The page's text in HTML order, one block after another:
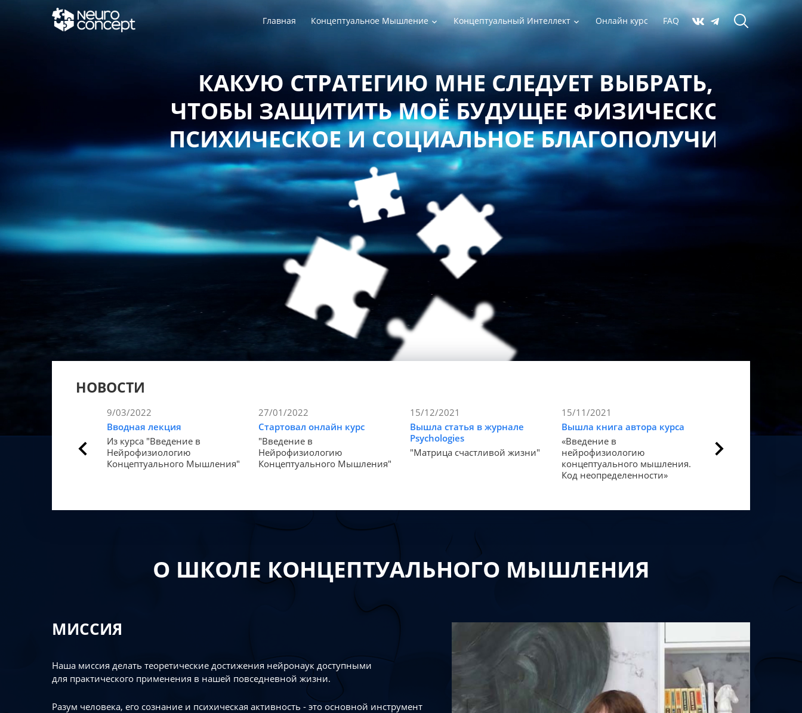
Главная Концептуальное Мышление Концептуальный Интеллект Онлайн курс FAQ
КАКУЮ СТРАТЕГИЮ МНЕ СЛЕДУЕТ ВЫБРАТЬ,
ЧТОБЫ ЗАЩИТИТЬ МОЁ БУДУЩЕЕ ФИЗИЧЕСКОЕ,
ПСИХИЧЕСКОЕ И СОЦИАЛЬНОЕ БЛАГОПОЛУЧИЕ?
НОВОСТИ
9/03/2022
Вводная лекция
Из курса "Введение в
Нейрофизиологию
Концептуального Мышления"
27/01/2022
Стартовал онлайн курс
"Введение в
Нейрофизиологию
Концептуального Мышления"
15/12/2021
Вышла статья в журнале
Psychologies
"Матрица счастливой жизни"
15/11/2021
Вышла книга автора курса
«Введение в
нейрофизиологию
концептуального мышления.
Код неопределенности»
Статья в Forbes
Как мозг
«счастье».
О ШКОЛЕ КОНЦЕПТУАЛЬНОГО МЫШЛЕНИЯ
МИССИЯ
Наша миссия делать теоретические достижения нейронаук доступными
для практического применения в нашей повседневной жизни.
Разум человека, его сознание и психическая активность - это основной инструмент